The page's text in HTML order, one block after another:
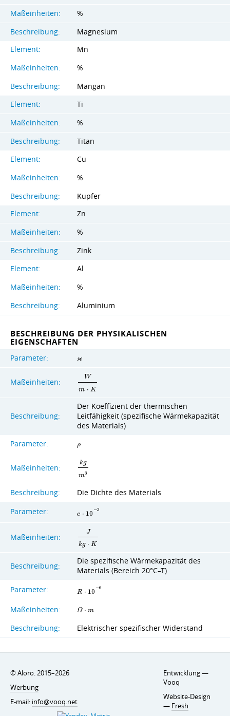
Maßeinheiten:
%
Beschreibung:
Magnesium
Element:
Mn
Maßeinheiten:
%
Beschreibung:
Mangan
Element:
Ti
Maßeinheiten:
%
Beschreibung:
Titan
Element:
Cu
Maßeinheiten:
%
Beschreibung:
Kupfer
Element:
Zn
Maßeinheiten:
%
Beschreibung:
Zink
Element:
Al
Maßeinheiten:
%
Beschreibung:
Aluminium
BESCHREIBUNG DER PHYSIKALISCHEN
EIGENSCHAFTEN
Parameter: ϰ
Maßeinheiten:
W
m ⋅ K
Beschreibung:
Der Koeffizient der thermischen
Leitfähigkeit (spezifische Wärmekapazität
des Materials)
Parameter:
ρ
Maßeinheiten:
kg
m3
Beschreibung: Die Dichte des Materials
Parameter: c ⋅ 10
−3
Maßeinheiten:
J
kg ⋅ K
Beschreibung:
Die spezifische Wärmekapazität des
Materials (Bereich 20°C–T)
Parameter: R ⋅ 10
−6
Maßeinheiten: Ω ⋅ m
Beschreibung: Elektrischer spezifischer Widerstand
© Aloro. 2015–2026
Werbung
E-mail: info@vooq.net
Entwicklung —
Vooq
Website-Design
— Fresh